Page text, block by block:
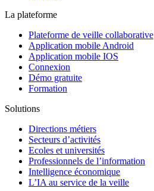
La plateforme
Plateforme de veille collaborative
Application mobile Android
Application mobile IOS
Connexion
Démo gratuite
Formation
Solutions
Directions métiers
Secteurs d’activités
Ecoles et universités
Professionnels de l’information
Intelligence économique
L’IA au service de la veille